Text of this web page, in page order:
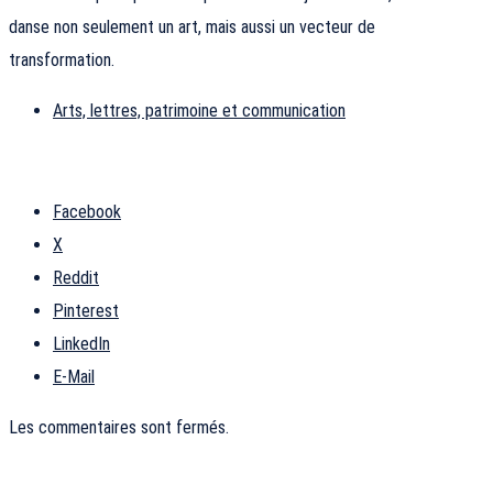
danse non seulement un art, mais aussi un vecteur de
transformation.
Arts, lettres, patrimoine et communication
Facebook
X
Reddit
Pinterest
LinkedIn
E-Mail
Les commentaires sont fermés.